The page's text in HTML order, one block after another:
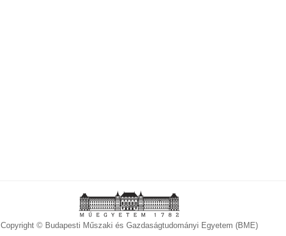
Copyright © Budapesti Műszaki és Gazdaságtudományi Egyetem (BME)